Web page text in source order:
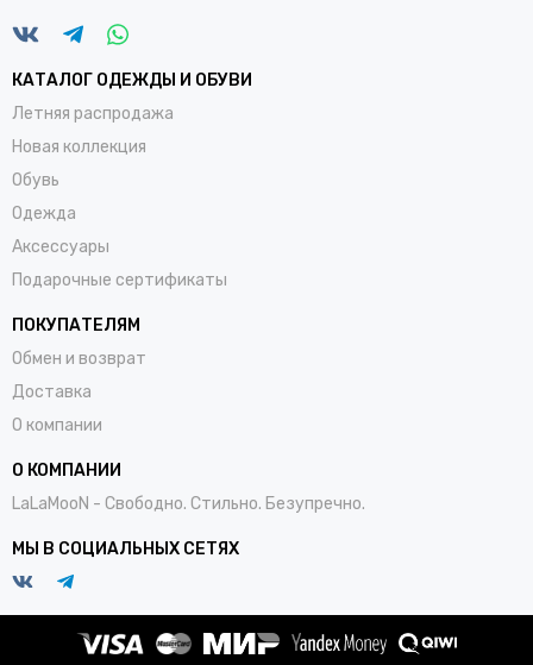
КАТАЛОГ ОДЕЖДЫ И ОБУВИ
Летняя распродажа
Новая коллекция
Обувь
Одежда
Аксессуары
Подарочные сертификаты
ПОКУПАТЕЛЯМ
Обмен и возврат
Доставка
О компании
О КОМПАНИИ
LaLaMooN - Свободно. Стильно. Безупречно.
МЫ В СОЦИАЛЬНЫХ СЕТЯХ